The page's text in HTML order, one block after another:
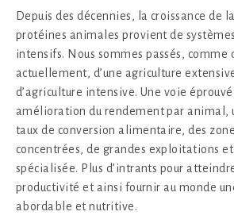
Depuis des décennies, la croissance de
protéines animales provient de
intensifs. Nous sommes passés, comme
actuellement, d’une agriculture
d’agriculture intensive. Une voie
amélioration du rendement par animal,
taux de conversion alimentaire, des
concentrées, de grandes exploitations
spécialisée. Plus d’intrants pour
productivité et ainsi fournir au monde
abordable et nutritive.